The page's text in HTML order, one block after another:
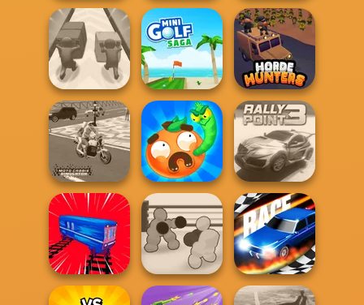
Idle Farm Music Rush
Tom Clancy's
Shootout
Push The Colors Mini Golf Saga Horde Hunters
Moto Cabbie
Simulator
Worm Out: Brain
Teaser Games
Rally Point 3